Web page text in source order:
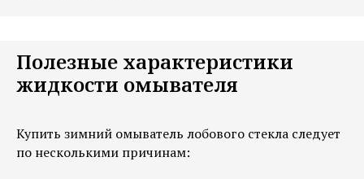
Полезные характеристики
жидкости омывателя
Купить зимний омыватель лобового стекла следует
по несколькими причинам: